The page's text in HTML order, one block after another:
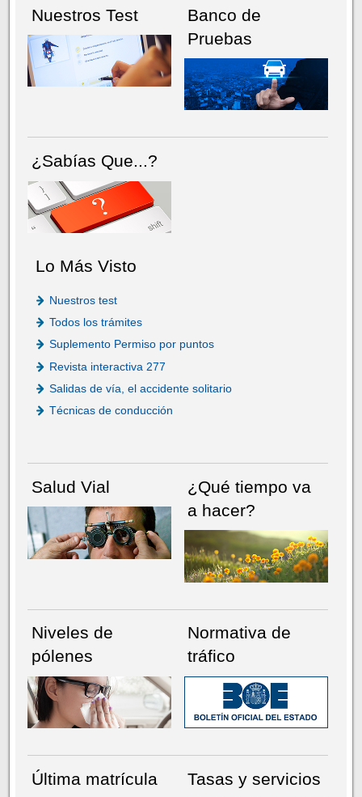
Nuestros Test
Banco de
Pruebas
¿Sabías Que...?
Lo Más Visto
Nuestros test
Todos los trámites
Suplemento Permiso por puntos
Revista interactiva 277
Salidas de vía, el accidente solitario
Técnicas de conducción
Salud Vial
¿Qué tiempo va
a hacer?
Niveles de
pólenes
Normativa de
tráfico
Última matrícula
Tasas y servicios